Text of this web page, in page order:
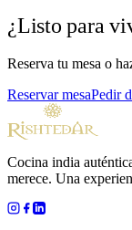
¿Listo para
Reserva tu mesa o
Reservar mesaPedir
Cocina india
merece. Una